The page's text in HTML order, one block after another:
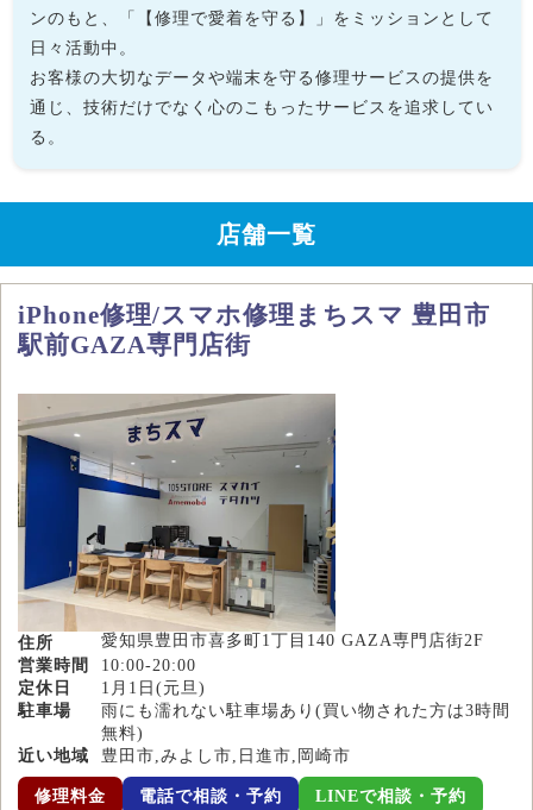
ンのもと、「【修理で愛着を守る】」をミッションとして
日々活動中。
お客様の大切なデータや端末を守る修理サービスの提供を
通じ、技術だけでなく心のこもったサービスを追求してい
る。
店舗一覧
iPhone修理/スマホ修理まちスマ 豊田市
駅前GAZA専門店街
住所
愛知県豊田市喜多町1丁目140 GAZA専門店街2F
営業時間
10:00-20:00
定休日
1月1日(元旦)
駐車場
雨にも濡れない駐車場あり(買い物された方は3時間
無料)
近い地域
豊田市,みよし市,日進市,岡崎市
修理料金 電話で相談・予約 LINEで相談・予約